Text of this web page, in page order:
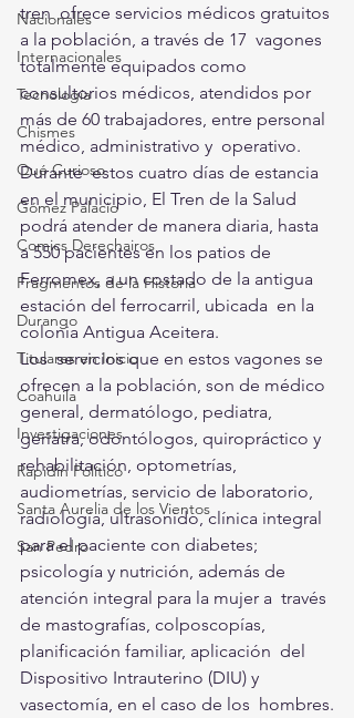
Nacionales
Internacionales
Tecnología
Chismes
Qué Curioso
Gómez Palacio
Comics Derechairos
Fragmentos de la Historia
Durango
Titulares en Inicio
Coahuila
Investigaciones
Rapidín Político
Santa Aurelia de los Vientos
San Pedro
tren  ofrece servicios médicos gratuitos
a la población, a través de 17  vagones
totalmente equipados como
consultorios médicos, atendidos por
más de 60 trabajadores, entre personal
médico, administrativo y  operativo.
Durante  estos cuatro días de estancia
en el municipio, El Tren de la Salud
podrá atender de manera diaria, hasta
a 550 pacientes en los patios de
Ferromex, a un costado de la antigua
estación del ferrocarril, ubicada  en la
colonia Antigua Aceitera.
Los  servicios que en estos vagones se
ofrecen a la población, son de médico
general, dermatólogo, pediatra,
geriatra, odontólogos, quiropráctico y
rehabilitación, optometrías,
audiometrías, servicio de laboratorio,
radiología, ultrasonido, clínica integral
para el paciente con diabetes;
psicología y nutrición, además de
atención integral para la mujer a  través
de mastografías, colposcopías,
planificación familiar, aplicación  del
Dispositivo Intrauterino (DIU) y
vasectomía, en el caso de los  hombres.